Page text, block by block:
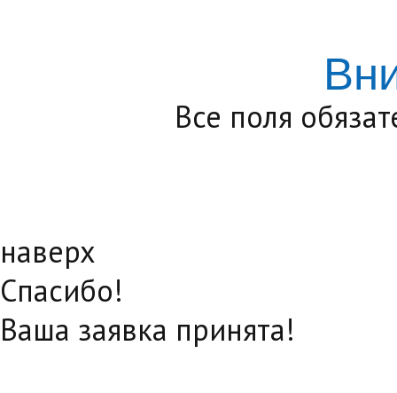
Все поля
наверх
Спасибо!
Ваша заявка принята!